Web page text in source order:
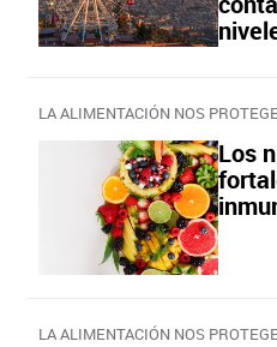
LA ALIMENTACIÓN NOS
Los
LA ALIMENTACIÓN NOS